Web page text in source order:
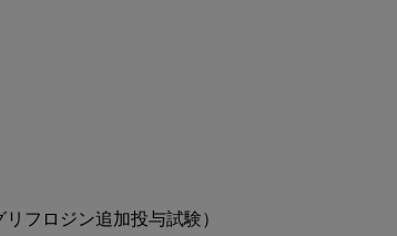
フロジン追加投与試験）